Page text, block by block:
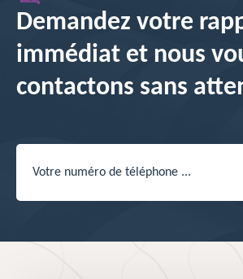
Demandez votre
immédiat et nous
contactons sans